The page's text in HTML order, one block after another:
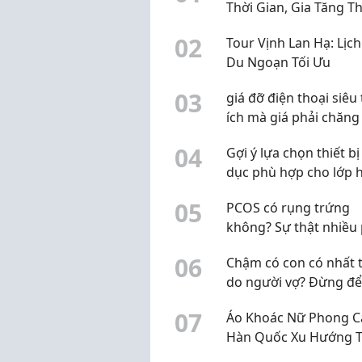
Thời Gian, Gia Tăng
02
Tour Vịnh Lan Hạ:
Du Ngoạn Tối Ưu
03
giá đỡ điện thoại siêu
ích mà giá phải chăng
04
Gợi ý lựa chọn thiết
dục phù hợp cho lớp
05
PCOS có rụng trứng
không? Sự thật nhiều
06
Chậm có con có nhất
do người vợ? Đừng
nguyên nhân
07
Áo Khoác Nữ Phong
Hàn Quốc Xu Hướng